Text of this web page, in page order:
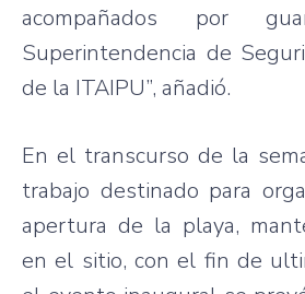
acompañados por
Superintendencia de
de la ITAIPU”, añadió.
En el transcurso de la
trabajo destinado para
apertura de la playa,
en el sitio, con el fin de